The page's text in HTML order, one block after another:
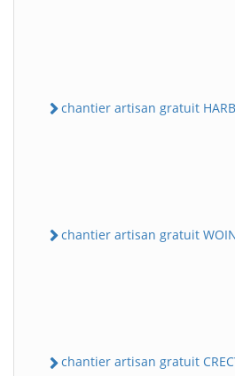
chantier artisan gratuit
chantier artisan gratuit
chantier artisan gratuit